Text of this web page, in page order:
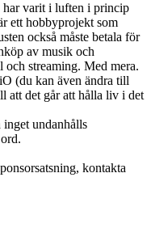
varit i luften i princip
ett hobbyprojekt som
också måste betala för
av musik och
streaming. Med mera.
(du kan även ändra till
att det går att hålla liv i det
inget undanhålls
kontakta